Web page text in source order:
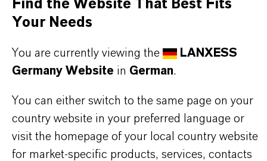
stehen für Zuverlässigkeit, Innovationskraft und
unseres Handelns stehen jedoch Sie: unsere
Kunden. Unsere Kunden profitieren von
und einem tiefen Verständnis ihrer Märkte. Hier
finden Sie gleich elf überzeugende Gründe, warum
LANXESS der richtige Partner für Ihr Unternehmen
Find the Website That Best Fits
Your Needs
You are currently viewing the
LANXESS
Germany Website in German.
You can either switch to the same page on your
country website in your preferred language or
visit the homepage of your local country website
for market-specific products, services, contacts